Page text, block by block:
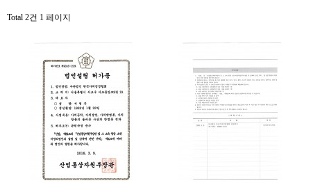
Total 2건 1 페이지